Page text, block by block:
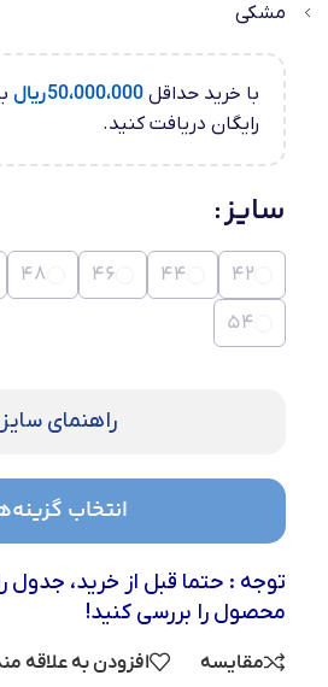
مشکی
با خرید حداقل 50،000،000ریال
رایگان دریافت کنید.
سایز
42
44
46
48
54
راهنمای سایز
انتخاب
توجه : حتما قبل از خرید، جدول
محصول را بررسی کنید!
مقایسه افزودن به علاقه